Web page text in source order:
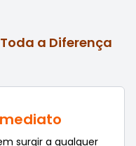
a Diferença
surgir a qualquer